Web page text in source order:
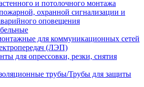
и потолочного монтажа
охранной сигнализации и
оповещения
для коммуникационных сетей
(ЛЭП)
для опрессовки, резки, снятия
трубы/Трубы для защиты